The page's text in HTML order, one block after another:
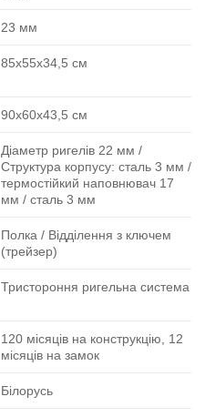
23 мм
85х55х34,5 см
90х60х43,5 см
Діаметр ригелів 22 мм /
Структура корпусу: сталь 3 мм /
термостійкий наповнювач 17
мм / сталь 3 мм
Полка / Відділення з ключем
(трейзер)
Тристороння ригельна система
120 місяців на конструкцію, 12
місяців на замок
Білорусь